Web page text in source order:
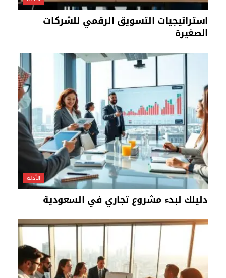
استراتيجيات التسويق الرقمي للشركات
الصغيرة
الأدلة
دليلك لبدء مشروع تجاري في السعودية